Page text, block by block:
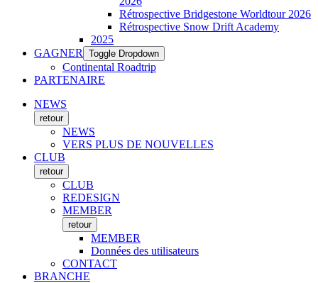
Rétrospective Bridgestone Worldtour 2026
Rétrospective Snow Drift Academy
2025
GAGNER
Toggle Dropdown
Continental Roadtrip
PARTENAIRE
NEWS
retour
NEWS
VERS PLUS DE NOUVELLES
CLUB
retour
CLUB
REDESIGN
MEMBER
retour
MEMBER
Données des utilisateurs
CONTACT
BRANCHE